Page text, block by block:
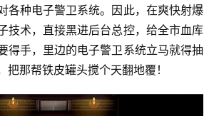
各种电子警卫系统。因此，在爽快射爆
技术，直接黑进后台总控，给全市血库
得手，里边的电子警卫系统立马就得抽
把那帮铁皮罐头搅个天翻地覆！